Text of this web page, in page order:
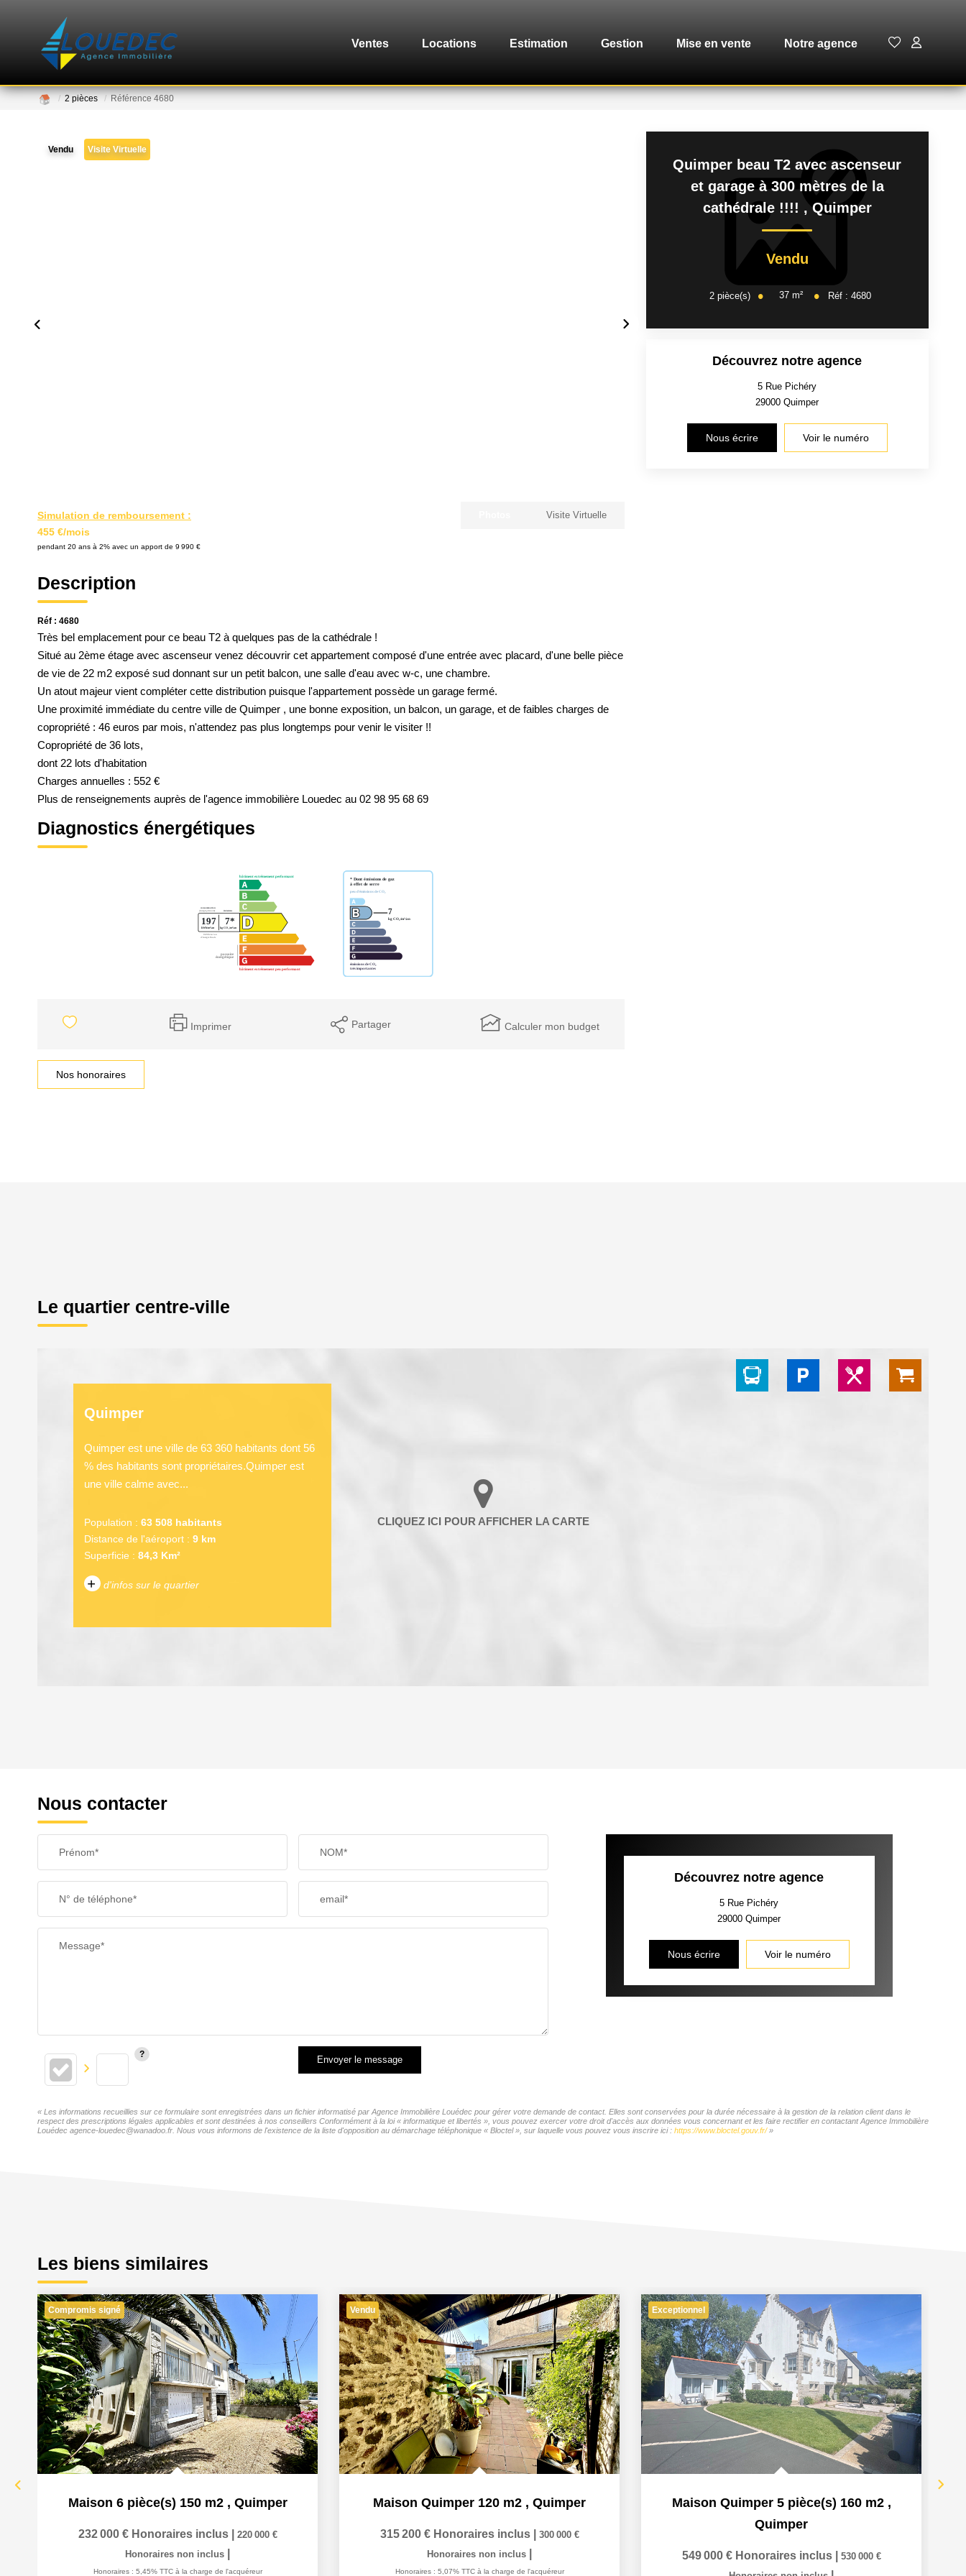
Ventes Locations Estimation Gestion Mise en vente Notre agence
2 pièces Référence 4680
Vendu Visite Virtuelle
Simulation de remboursement :
455 €/mois
pendant 20 ans à 2% avec un apport de 9 990 €
Visite Virtuelle
Description
Réf : 4680
Très bel emplacement pour ce beau T2 à quelques pas de la cathédrale !
Situé au 2ème étage avec ascenseur venez découvrir cet appartement composé d'une entrée avec placard, d'une belle pièce
de vie de 22 m2 exposé sud donnant sur un petit balcon, une salle d'eau avec w-c, une chambre.
Un atout majeur vient compléter cette distribution puisque l'appartement possède un garage fermé.
Une proximité immédiate du centre ville de Quimper , une bonne exposition, un balcon, un garage, et de faibles charges de
copropriété : 46 euros par mois, n'attendez pas plus longtemps pour venir le visiter !!
Copropriété de 36 lots,
dont 22 lots d'habitation
Charges annuelles : 552 €
Plus de renseignements auprès de l'agence immobilière Louedec au 02 98 95 68 69
Diagnostics énergétiques
Imprimer Partager Calculer mon budget
Nos honoraires
Quimper beau T2 avec ascenseur
et garage à 300 mètres de la
cathédrale !!!! ,Quimper
Vendu
2 pièce(s) 37 m² Réf : 4680
Découvrez notre agence
5 Rue Pichéry
29000Quimper
Nous écrire Voir le numéro
Le quartier centre-ville
Quimper
Quimper est une ville de 63 360 habitants dont 56
% des habitants sont propriétaires.Quimper est
une ville calme avec...
Population : 63 508 habitants
Distance de l'aéroport : 9 km
Superficie : 84,3 Km²
+ d'infos sur le quartier
TAXE FONCIÈRE
SUPERFICIE :
RESTAURANTS ET CAFÉS COMMERCES
Nous contacter
Prénom* NOM*
N° de téléphone* email*
Message*
Envoyer le message
Découvrez notre agence
5 Rue Pichéry
29000Quimper
Nous écrire Voir le numéro
« Les informations recueillies sur ce formulaire sont enregistrées dans un fichier informatisé par Agence Immobilière Louédec pour gérer votre demande de contact. Elles sont conservées pour la durée nécessaire à la gestion de la relation client dans le
respect des prescriptions légales applicables et sont destinées à nos conseillers Conformément à la loi « informatique et libertés », vous pouvez exercer votre droit d'accès aux données vous concernant et les faire rectifier en contactant Agence Immobilière
Louédec agence-louedec@wanadoo.fr. Nous vous informons de l'existence de la liste d'opposition au démarchage téléphonique « Bloctel », sur laquelle vous pouvez vous inscrire ici : https://www.bloctel.gouv.fr/»
Les biens similaires
Compromis signé
Maison 6 pièce(s) 150 m2 , Quimper
232 000 € Honoraires inclus
220 000 €
Honoraires non inclus
Honoraires : 5,45% TTC à la charge de l'acquéreur
Vendu
Maison Quimper 120 m2 , Quimper
315 200 € Honoraires inclus
300 000 €
Honoraires non inclus
Honoraires : 5,07% TTC à la charge de l'acquéreur
Exceptionnel
Maison Quimper 5 pièce(s) 160 m2 ,
Quimper
549 000 € Honoraires inclus
530 000 €